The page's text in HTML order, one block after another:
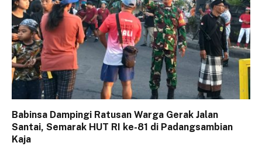
Babinsa Dampingi Ratusan Warga Gerak Jalan
Santai, Semarak HUT RI ke-81 di Padangsambian
Kaja